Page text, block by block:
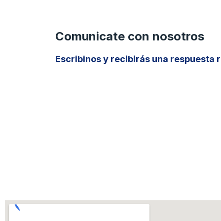
Comunicate con nosotros
Escribinos y recibirás una respuesta